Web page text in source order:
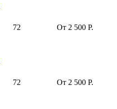
72 От 2 500 Р.
72 От 2 500 Р.